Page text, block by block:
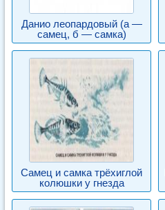
Данио леопардовый (а —
самец, б — самка)
Самец и самка трёхиглой
колюшки у гнезда